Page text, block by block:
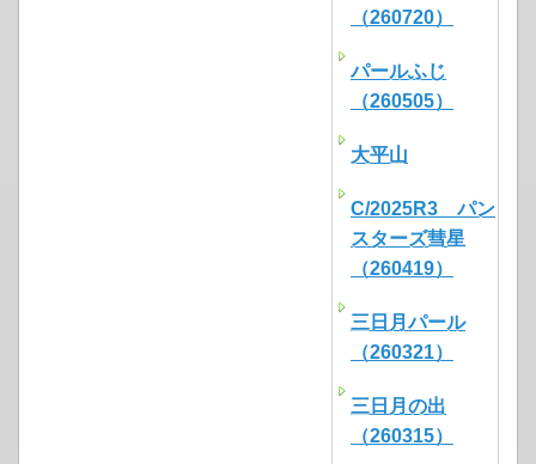
（260720）
パールふじ
（260505）
大平山
C/2025R3 パン
スターズ彗星
（260419）
三日月パール
（260321）
三日月の出
（260315）